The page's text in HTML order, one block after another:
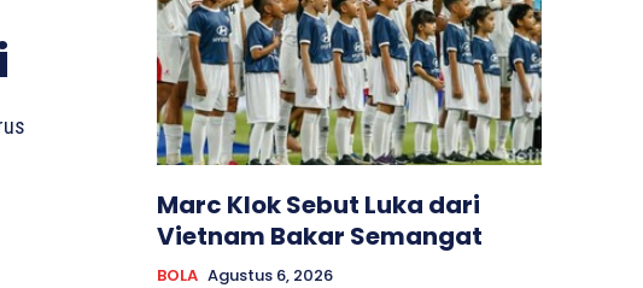
Marc Klok Sebut Luka dari
Vietnam Bakar Semangat
BOLA Agustus 6, 2026